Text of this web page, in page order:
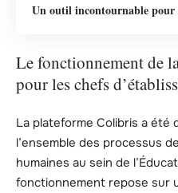
Un outil incontournable pour
Le fonctionnement de
pour les chefs
La plateforme Colibris a
l’ensemble des processus
humaines au sein de
fonctionnement repose sur